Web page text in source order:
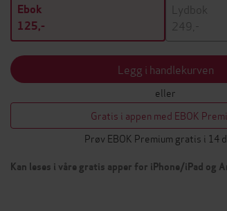
Ebok
125,-
Lydbok
249,-
Legg i handlekurven
eller
Gratis i appen med EBOK
Prøv EBOK Premium gratis i 14
Kan leses i våre gratis apper for iPhone/iPad og